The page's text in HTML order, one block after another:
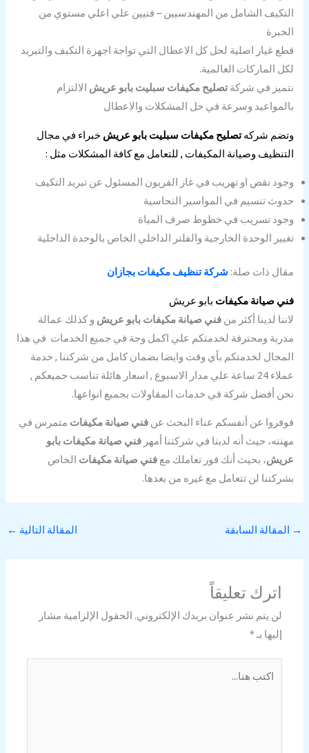
التكيف الشامل من المهندسيين – فنيين علي اعلي مستوي من
الخبرة
قطع غيار اصلية لحل كل الاعطال التي تواجة اجهزة التكيف والتبريد
لكل الماركات العالمية.
نتميز في شركةتصليح مكيفات سبليت بابو عريش الالتزام
بالمواعيد وسرعة في حل المشكلات والاعطال
وتضم شركهتصليح مكيفات سبليت بابو عريش خبراء في مجال
التنظيف وصيانة المكيفات , للتعامل مع كافة المشكلات مثل :
وجود نقص او تهريب في غاز الفريون المسئول عن تبريد التكيف
حدوث تنسيم في المواسير النحاسية
وجود تسريب في خطوط صرف المياة
تغيير الوحدة الخارجية والفلتر الداخلي الخاص بالوحدة الداخلية
مقال ذات صلة: شركة تنظيف مكيفات بجازان
فني صيانة مكيفات بابو عريش
لاننا لدينا أكثر منفني صيانة مكيفات بابو عريش و كذلك عمالة
مدربة ومحترفة لخدمتكم علي اكمل وجة في جميع الخدمات في هذا
المجال لخدمتكم بأي وقت وايضا بضمان كامل من شركتنا , خدمة
عملاء 24 ساعة علي مدار الاسبوع , اسعار هائلة تناسب جميعكم ,
نحن أفضل شركة في خدمات المقاولات بجميع انواعها.
فوفروا عن أنفسكم عناء البحث عنفني صيانة مكيفات متمرس في
مهنته، حيث أنه لدينا في شركتنا أمهرفني صيانة مكيفات بابو
عريش، بحيث أنك فور تعاملك معفني صيانة مكيفات الخاص
بشركتنا لن تتعامل مع غيره من بعدها.
→ المقالة السابقة المقالة التالية ←
اترك تعليقاً
لن يتم نشر عنوان بريدك الإلكتروني. الحقول الإلزامية مشار
إليها بـ *